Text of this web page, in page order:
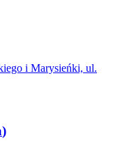
i Marysieńki, ul.
)